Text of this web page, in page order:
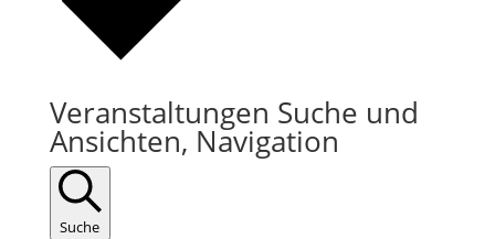
Veranstaltungen Suche und
Ansichten, Navigation
Suche